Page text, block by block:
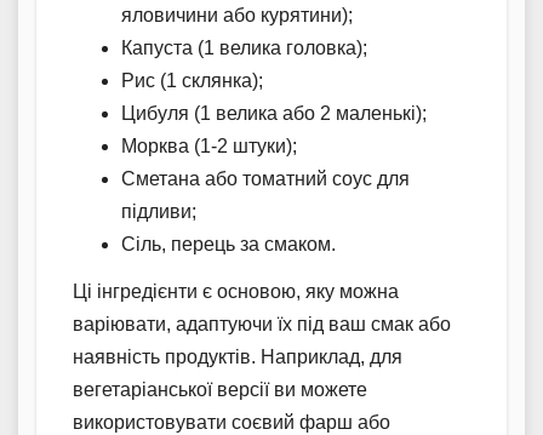
яловичини або курятини);
Капуста (1 велика головка);
Рис (1 склянка);
Цибуля (1 велика або 2 маленькі);
Морква (1-2 штуки);
Сметана або томатний соус для
підливи;
Сіль, перець за смаком.
Ці інгредієнти є основою, яку можна
варіювати, адаптуючи їх під ваш смак або
наявність продуктів. Наприклад, для
вегетаріанської версії ви можете
використовувати соєвий фарш або